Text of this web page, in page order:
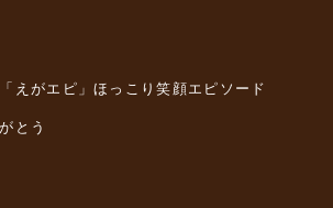
えがエピ」ほっこり笑顔エピソード
とう